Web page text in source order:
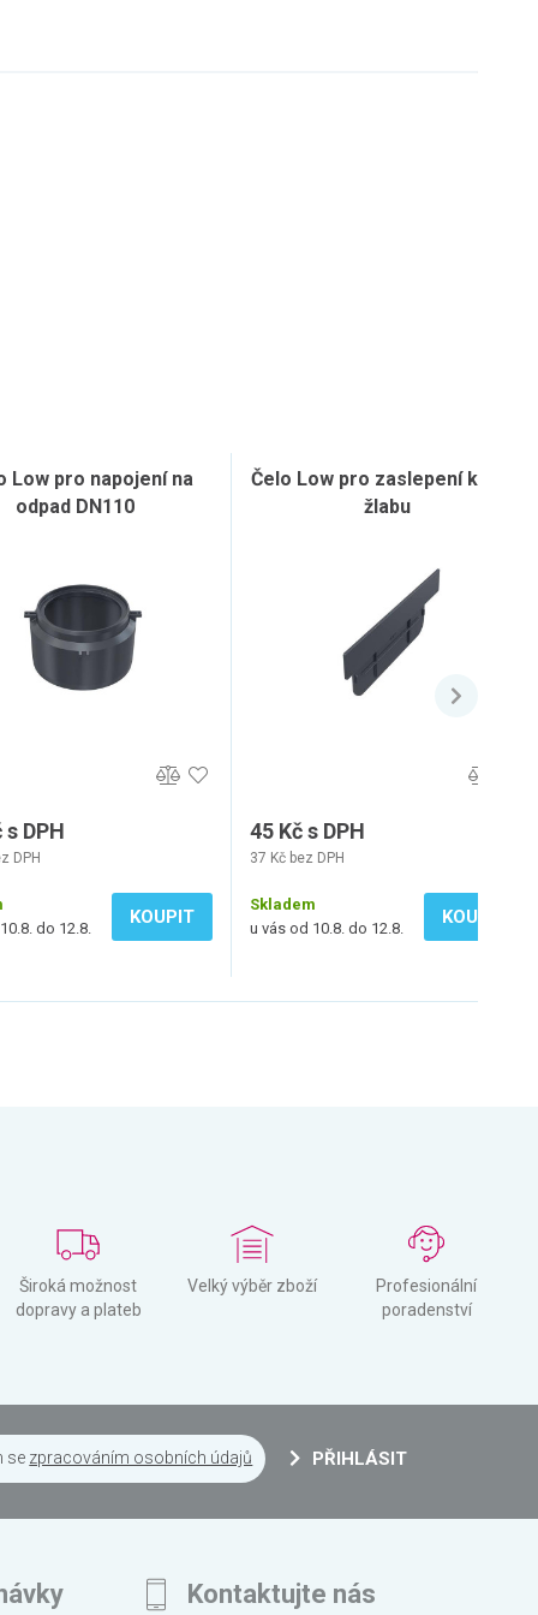
Low pro napojení na
odpad DN110
s DPH
DPH
do 12.8.
KOUPIT
Čelo Low pro zaslepení konce
žlabu
45 Kč s DPH
37 Kč bez DPH
Skladem
u vás od 10.8. do 12.8.
KOUPIT
Široká možnost
dopravy a plateb
Velký výběr zboží
Profesionální
poradenství
se zpracováním osobních údajů PŘIHLÁSIT
Kontaktujte nás